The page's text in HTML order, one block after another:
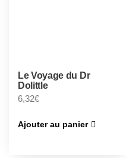
Le Voyage du Dr
Dolittle
6,32€
Ajouter au panier